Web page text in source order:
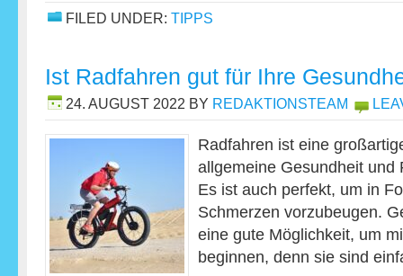
FILED UNDER: TIPPS
Ist Radfahren gut für Ihre
24. AUGUST 2022 BY REDAKTIONSTEAM
Radfahren ist eine
allgemeine Gesundheit und
Es ist auch perfekt, um in
Schmerzen vorzubeugen.
eine gute Möglichkeit, um
beginnen, denn sie sind